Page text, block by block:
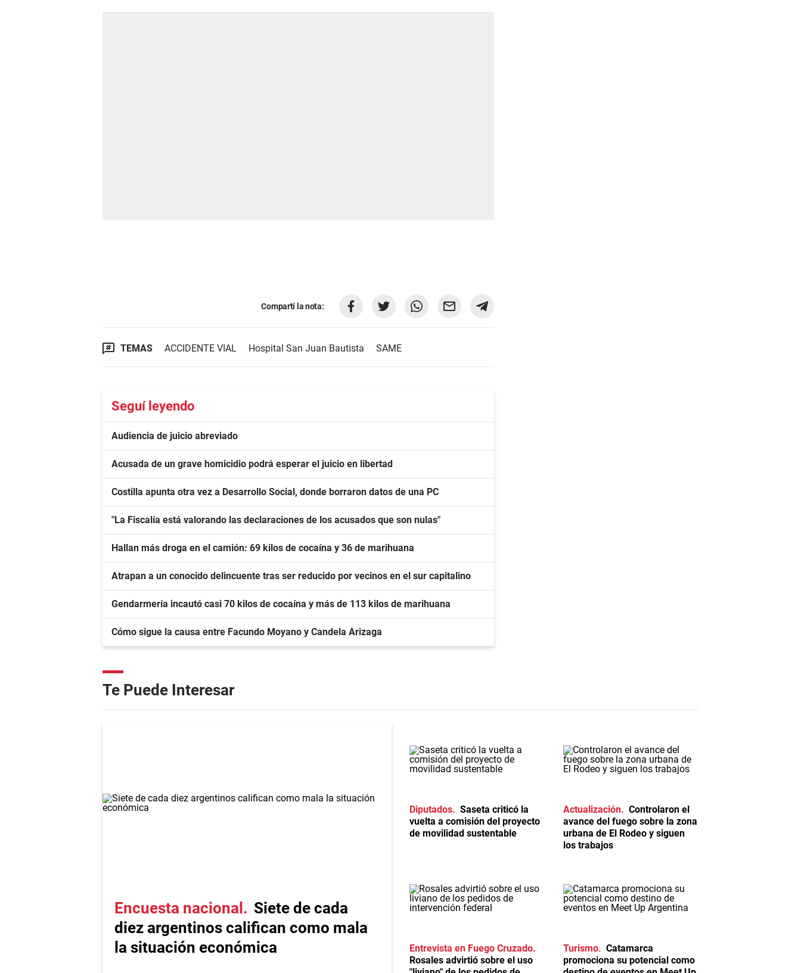
Compartí la nota:
TEMAS ACCIDENTE VIAL Hospital San Juan Bautista SAME
Seguí leyendo
Audiencia de juicio abreviado
Acusada de un grave homicidio podrá esperar el juicio en libertad
Costilla apunta otra vez a Desarrollo Social, donde borraron datos de una PC
"La Fiscalía está valorando las declaraciones de los acusados que son nulas"
Hallan más droga en el camión: 69 kilos de cocaína y 36 de marihuana
Atrapan a un conocido delincuente tras ser reducido por vecinos en el sur capitalino
Gendarmería incautó casi 70 kilos de cocaína y más de 113 kilos de marihuana
Cómo sigue la causa entre Facundo Moyano y Candela Arizaga
Te Puede Interesar
Encuesta nacional
Siete de cada
diez argentinos califican como mala
la situación económica
Diputados
Saseta criticó la
vuelta a comisión del proyecto
de movilidad sustentable
Actualización
Controlaron el
avance del fuego sobre la zona
urbana de El Rodeo y siguen
los trabajos
Entrevista en Fuego Cruzado
Rosales advirtió sobre el uso
Turismo
Catamarca
promociona su potencial como